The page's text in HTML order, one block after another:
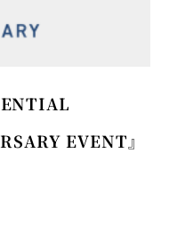
EVENT』